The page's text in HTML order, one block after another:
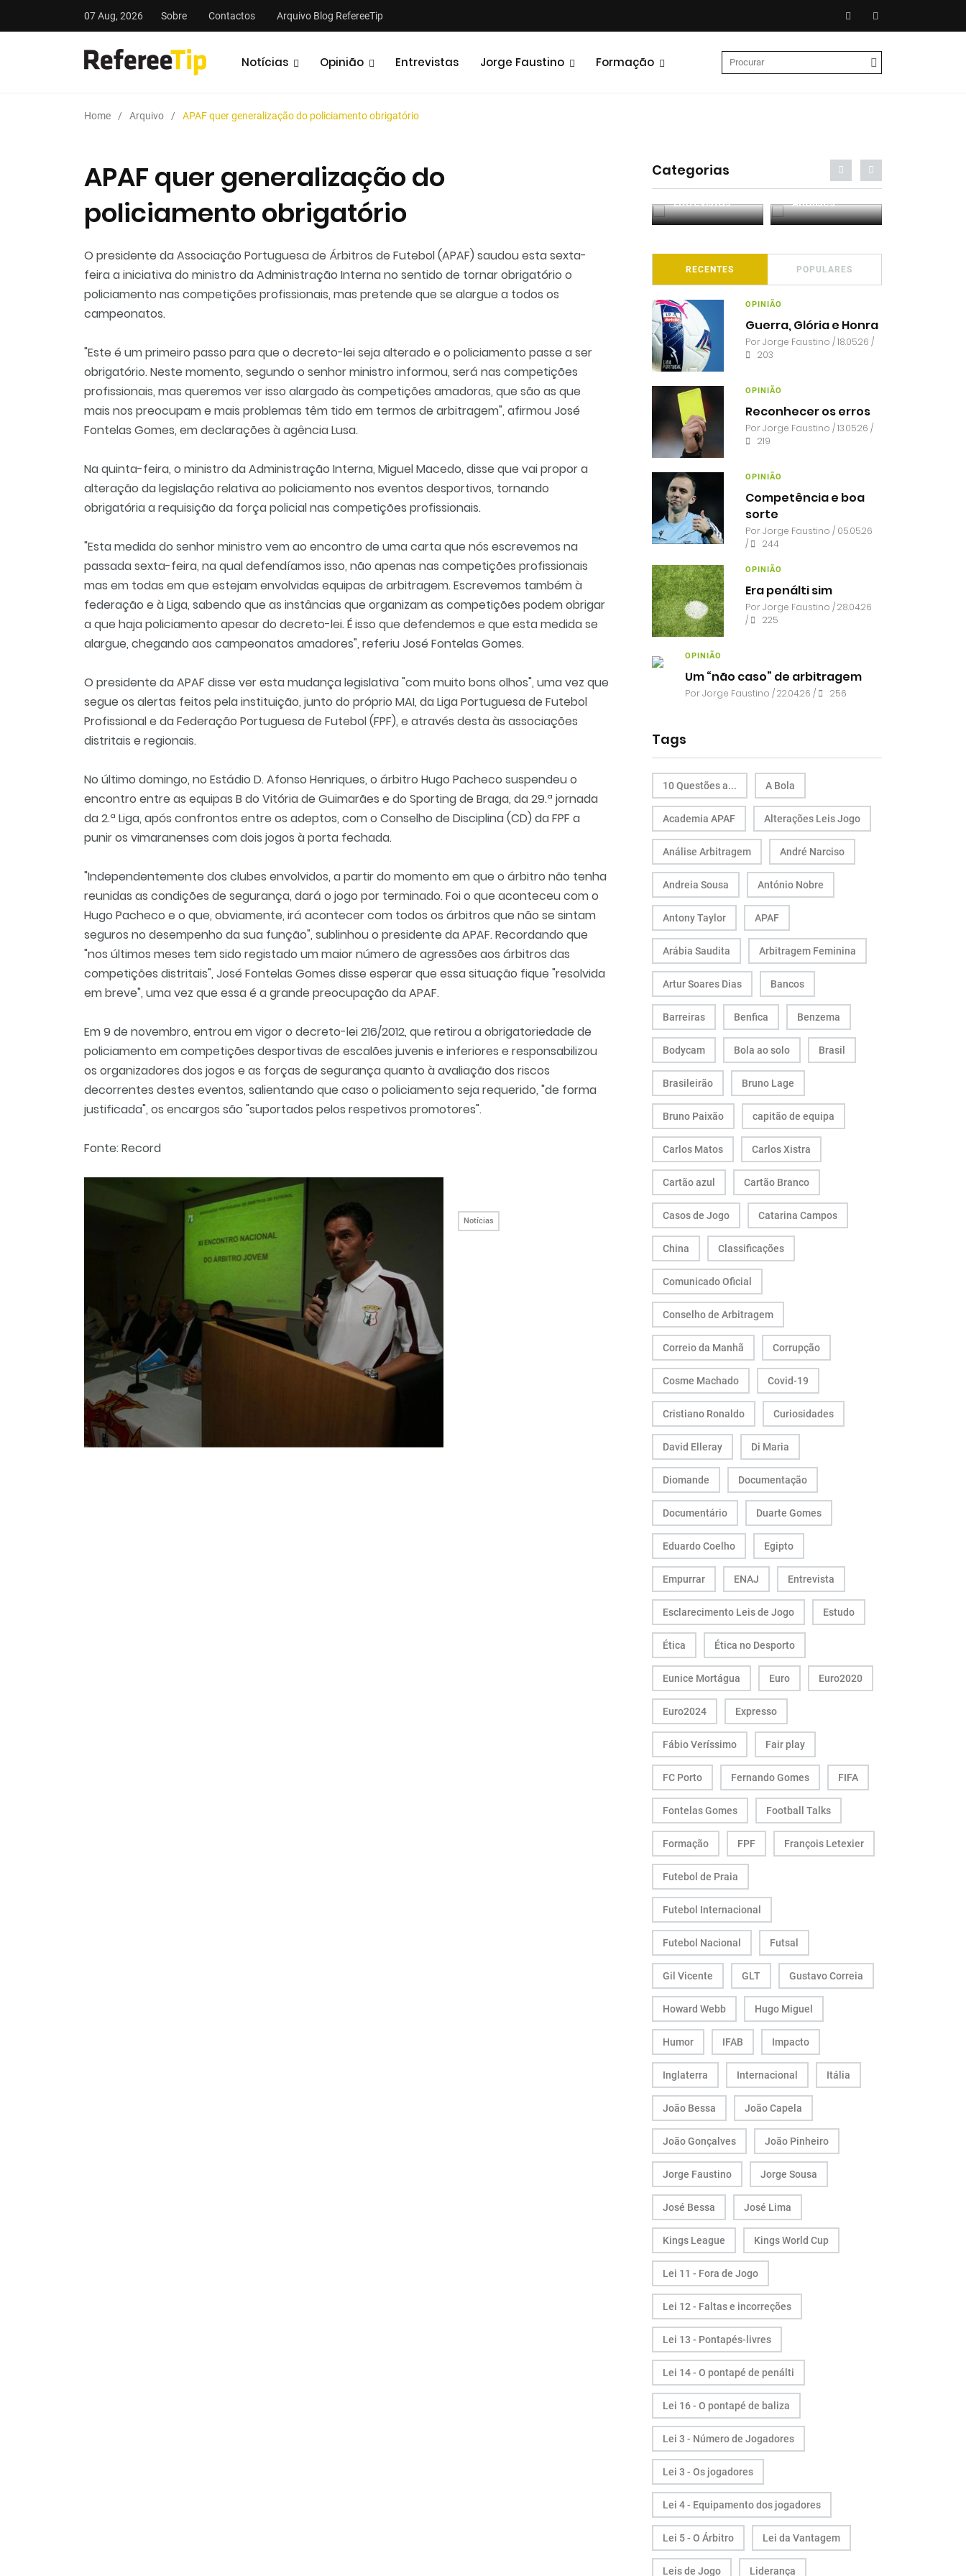
07 Aug, 2026 Sobre Contactos Arquivo Blog RefereeTip
Notícias Opinião Entrevistas Jorge Faustino Formação
Home Arquivo APAF quer generalização do policiamento obrigatório
APAF quer generalização do
policiamento obrigatório
O presidente da Associação Portuguesa de Árbitros de Futebol (APAF) saudou esta sexta-
feira a iniciativa do ministro da Administração Interna no sentido de tornar obrigatório o
policiamento nas competições profissionais, mas pretende que se alargue a todos os
campeonatos.
"Este é um primeiro passo para que o decreto-lei seja alterado e o policiamento passe a ser
obrigatório. Neste momento, segundo o senhor ministro informou, será nas competições
profissionais, mas queremos ver isso alargado às competições amadoras, que são as que
mais nos preocupam e mais problemas têm tido em termos de arbitragem", afirmou José
Fontelas Gomes, em declarações à agência Lusa.
Na quinta-feira, o ministro da Administração Interna, Miguel Macedo, disse que vai propor a
alteração da legislação relativa ao policiamento nos eventos desportivos, tornando
obrigatória a requisição da força policial nas competições profissionais.
"Esta medida do senhor ministro vem ao encontro de uma carta que nós escrevemos na
passada sexta-feira, na qual defendíamos isso, não apenas nas competições profissionais
mas em todas em que estejam envolvidas equipas de arbitragem. Escrevemos também à
federação e à Liga, sabendo que as instâncias que organizam as competições podem obrigar
a que haja policiamento apesar do decreto-lei. É isso que defendemos e que esta medida se
alargue, chegando aos campeonatos amadores", referiu José Fontelas Gomes.
O presidente da APAF disse ver esta mudança legislativa "com muito bons olhos", uma vez que
segue os alertas feitos pela instituição, junto do próprio MAI, da Liga Portuguesa de Futebol
Profissional e da Federação Portuguesa de Futebol (FPF), e através desta às associações
distritais e regionais.
No último domingo, no Estádio D. Afonso Henriques, o árbitro Hugo Pacheco suspendeu o
encontro entre as equipas B do Vitória de Guimarães e do Sporting de Braga, da 29.ª jornada
da 2.ª Liga, após confrontos entre os adeptos, com o Conselho de Disciplina (CD) da FPF a
punir os vimaranenses com dois jogos à porta fechada.
"Independentemente dos clubes envolvidos, a partir do momento em que o árbitro não tenha
reunidas as condições de segurança, dará o jogo por terminado. Foi o que aconteceu com o
Hugo Pacheco e o que, obviamente, irá acontecer com todos os árbitros que não se sintam
seguros no desempenho da sua função", sublinhou o presidente da APAF. Recordando que
"nos últimos meses tem sido registado um maior número de agressões aos árbitros das
competições distritais", José Fontelas Gomes disse esperar que essa situação fique "resolvida
em breve", uma vez que essa é a grande preocupação da APAF.
Em 9 de novembro, entrou em vigor o decreto-lei 216/2012, que retirou a obrigatoriedade de
policiamento em competições desportivas de escalões juvenis e inferiores e responsabilizou
os organizadores dos jogos e as forças de segurança quanto à avaliação dos riscos
decorrentes destes eventos, salientando que caso o policiamento seja requerido, "de forma
justificada", os encargos são "suportados pelos respetivos promotores".
Fonte: Record
Notícias
Categorias
Análises Podcasts Entrevistas Análises
RECENTES POPULARES
OPINIÃO
Guerra, Glória e Honra
PorJorge Faustino / 18.05.26 /
203
OPINIÃO
Reconhecer os erros
PorJorge Faustino / 13.05.26 /
219
OPINIÃO
Competência e boa
sorte
PorJorge Faustino / 05.05.26
/
244
OPINIÃO
Era penálti sim
PorJorge Faustino / 28.04.26
/
225
OPINIÃO
Um “não caso” de arbitragem
PorJorge Faustino / 22.04.26 / 256
Tags
10 Questões a... A Bola
Academia APAF Alterações Leis Jogo
Análise Arbitragem André Narciso
Andreia Sousa António Nobre
Antony Taylor APAF
Arábia Saudita Arbitragem Feminina
Artur Soares Dias Bancos
Barreiras Benfica Benzema
Bodycam Bola ao solo Brasil
Brasileirão Bruno Lage
Bruno Paixão capitão de equipa
Carlos Matos Carlos Xistra
Cartão azul Cartão Branco
Casos de Jogo Catarina Campos
China Classificações
Comunicado Oficial
Conselho de Arbitragem
Correio da Manhã Corrupção
Cosme Machado Covid-19
Cristiano Ronaldo Curiosidades
David Elleray Di Maria
Diomande Documentação
Documentário Duarte Gomes
Eduardo Coelho Egipto
Empurrar ENAJ Entrevista
Esclarecimento Leis de Jogo Estudo
Ética Ética no Desporto
Eunice Mortágua Euro Euro2020
Euro2024 Expresso
Fábio Veríssimo Fair play
FC Porto Fernando Gomes FIFA
Fontelas Gomes Football Talks
Formação FPF François Letexier
Futebol de Praia
Futebol Internacional
Futebol Nacional Futsal
Gil Vicente GLT Gustavo Correia
Howard Webb Hugo Miguel
Humor IFAB Impacto
Inglaterra Internacional Itália
João Bessa João Capela
João Gonçalves João Pinheiro
Jorge Faustino Jorge Sousa
José Bessa José Lima
Kings League Kings World Cup
Lei 11 - Fora de Jogo
Lei 12 - Faltas e incorreções
Lei 13 - Pontapés-livres
Lei 14 - O pontapé de penálti
Lei 16 - O pontapé de baliza
Lei 3 - Número de Jogadores
Lei 3 - Os jogadores
Lei 4 - Equipamento dos jogadores
Lei 5 - O Árbitro Lei da Vantagem
Leis de Jogo Liderança